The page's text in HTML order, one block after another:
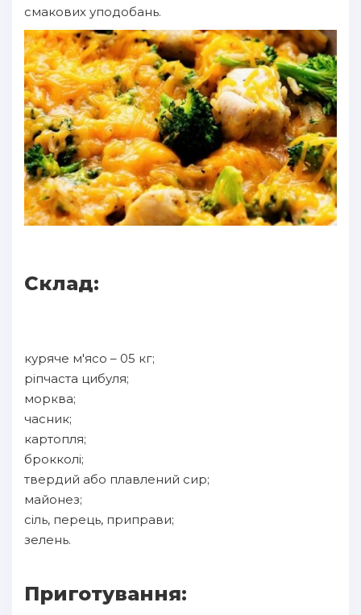
смакових уподобань.
Склад:
куряче м'ясо – 05 кг;
ріпчаста цибуля;
морква;
часник;
картопля;
брокколі;
твердий або плавлений сир;
майонез;
сіль, перець, приправи;
зелень.
Приготування: